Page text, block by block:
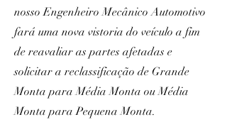
nosso Engenheiro Mecânico Automotivo
fará uma nova vistoria do veículo a fim
de reavaliar as partes afetadas e
solicitar a reclassificação de Grande
Monta para Média Monta ou Média
Monta para Pequena Monta.